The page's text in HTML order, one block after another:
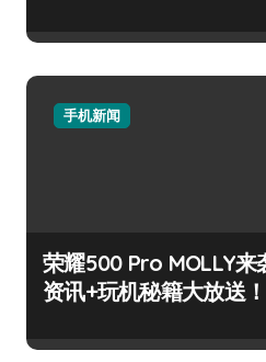
手机新闻
荣耀500 Pro MOLLY来
资讯+玩机秘籍大放送！